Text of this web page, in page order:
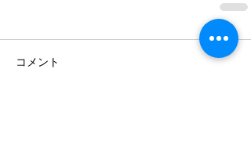
コメント